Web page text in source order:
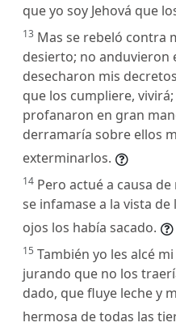
que yo soy Jehová que
13 Mas se rebeló contra
desierto; no anduvieron
desecharon mis
que los cumpliere,
profanaron en gran
derramaría sobre ellos
exterminarlos.
14 Pero actué a causa
se infamase a la vista
ojos los había sacado.
15 También yo les alcé
jurando que no los
dado, que fluye leche y
hermosa de todas las